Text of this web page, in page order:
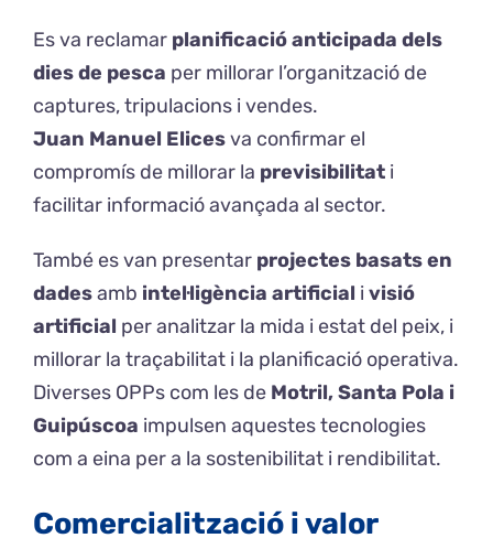
Es va reclamar planificació anticipada dels
dies de pesca per millorar l’organització de
captures, tripulacions i vendes.
Juan Manuel Elicesva confirmar el
compromís de millorar la previsibilitat i
facilitar informació avançada al sector.
També es van presentar projectes basats en
dadesamb intel·ligència artificial i visió
artificial per analitzar la mida i estat del peix, i
millorar la traçabilitat i la planificació operativa.
Diverses OPPs com les de Motril, Santa Pola i
Guipúscoa impulsen aquestes tecnologies
com a eina per a la sostenibilitat i rendibilitat.
Comercialització i valor